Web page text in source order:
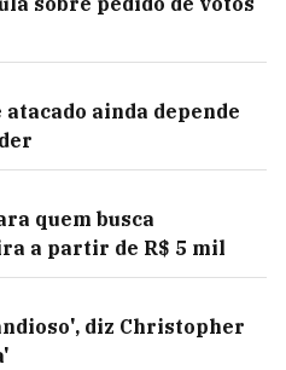
ainda depende
quem busca
a partir de R$ 5 mil
diz Christopher